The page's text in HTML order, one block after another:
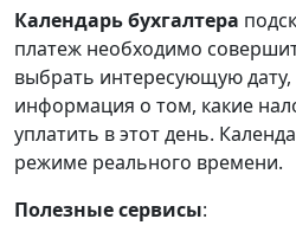
Календарьбухгалтера
платеж необходимо
выбрать интересующую дату,
информация о том, какие
уплатить в этот день.
режиме реального времени.
Полезные сервисы: